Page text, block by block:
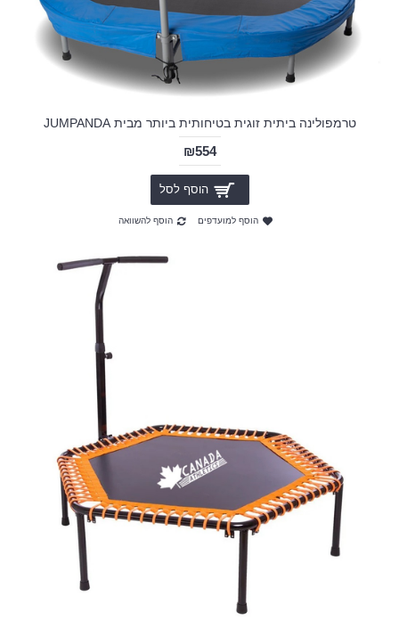
טרמפולינה ביתית זוגית בטיחותית ביותר מבית JUMPANDA
₪554
הוסף לסל
הוסף למועדפים הוסף להשוואה